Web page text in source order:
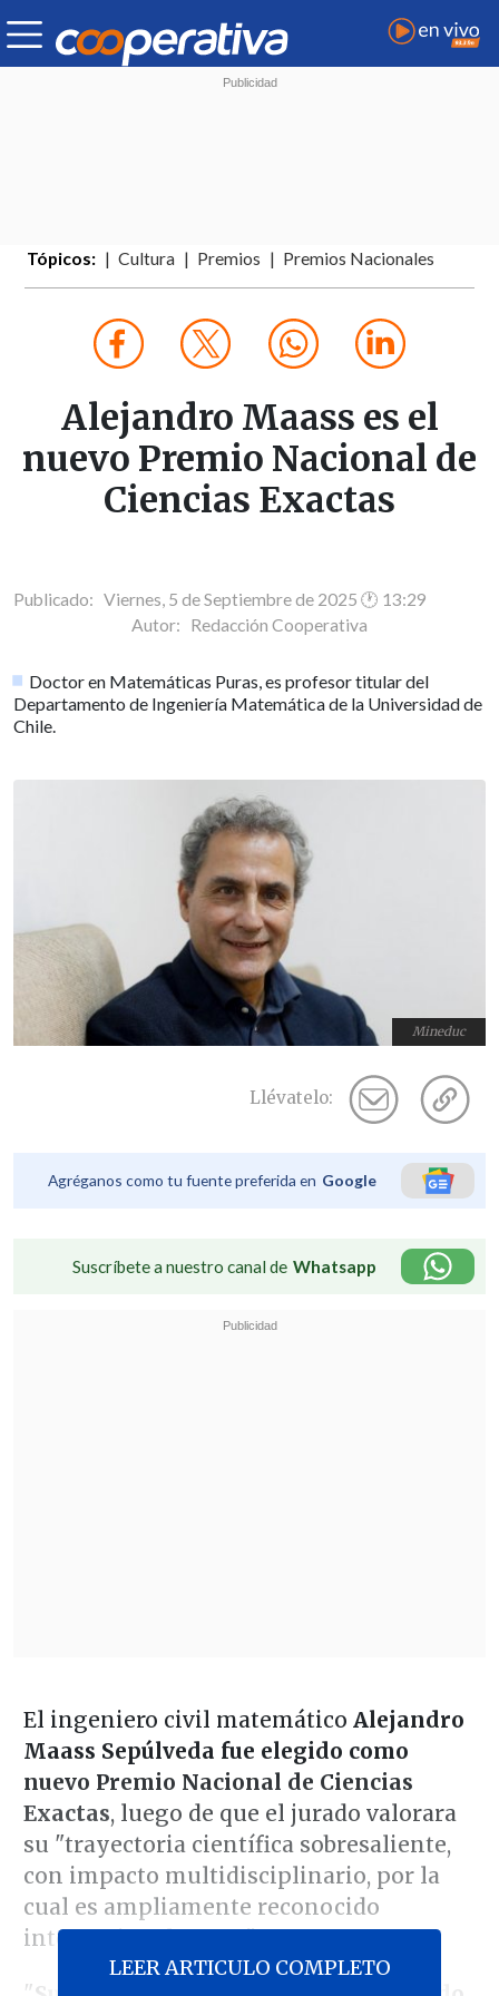
Tópicos: Cultura Premios Premios Nacionales
Alejandro Maass es el
nuevo Premio Nacional de
Ciencias Exactas
Publicado: Viernes, 5 de Septiembre de 2025 🕐 13:29
Autor: Redacción Cooperativa
Doctor en Matemáticas Puras, es profesor titular del
Departamento de Ingeniería Matemática de la Universidad de
Chile.
Mineduc
Llévatelo:
Agréganos como tu fuente preferida en Google
Suscríbete a nuestro canal de Whatsapp
El ingeniero civil matemático Alejandro
Maass Sepúlveda fue elegido como
nuevo Premio Nacional de Ciencias
Exactas, luego de que el jurado valorara
su "trayectoria científica sobresaliente,
con impacto multidisciplinario, por la
cual es ampliamente reconocido
internacionalmente".
LEER ARTICULO COMPLETO